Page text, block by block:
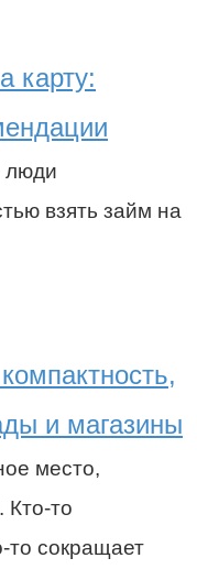
карту:
люди
взять займ на
и магазины
место,
Кто-то
то сокращает